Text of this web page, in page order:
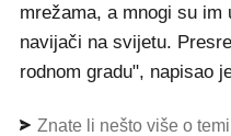
mrežama, a mnogi su im
navijači na svijetu.
rodnom gradu", napisao
Znate li nešto više o